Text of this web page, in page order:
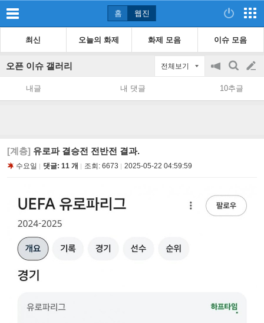
홈 웹진
최신 오늘의 화제 화제 모음 이슈 모음
오픈 이슈 갤러리 전체보기
공
지
on/off
검
색
글
쓰
내글 내 댓글 10추글
[계층] 유로파 결승전 전반전 결과.
수요일 댓글: 11 개 조회: 6673 2025-05-22 04:59:59